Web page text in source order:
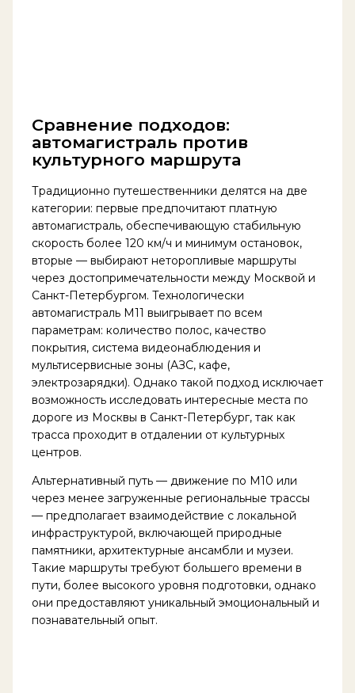
Сравнение подходов:
автомагистраль против
культурного маршрута
Традиционно путешественники делятся на две
категории: первые предпочитают платную
автомагистраль, обеспечивающую стабильную
скорость более 120 км/ч и минимум остановок,
вторые — выбирают неторопливые маршруты
через достопримечательности между Москвой и
Санкт-Петербургом. Технологически
автомагистраль М11 выигрывает по всем
параметрам: количество полос, качество
покрытия, система видеонаблюдения и
мультисервисные зоны (АЗС, кафе,
электрозарядки). Однако такой подход исключает
возможность исследовать интересные места по
дороге из Москвы в Санкт-Петербург, так как
трасса проходит в отдалении от культурных
центров.
Альтернативный путь — движение по М10 или
через менее загруженные региональные трассы
— предполагает взаимодействие с локальной
инфраструктурой, включающей природные
памятники, архитектурные ансамбли и музеи.
Такие маршруты требуют большего времени в
пути, более высокого уровня подготовки, однако
они предоставляют уникальный эмоциональный и
познавательный опыт.